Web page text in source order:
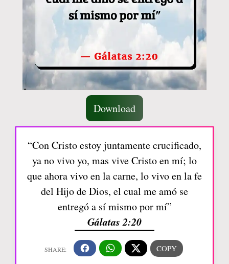
Download
“Con Cristo estoy juntamente crucificado,
ya no vivo yo, mas vive Cristo en mí; lo
que ahora vivo en la carne, lo vivo en la fe
del Hijo de Dios, el cual me amó se
entregó a sí mismo por mí”
Gálatas 2:20